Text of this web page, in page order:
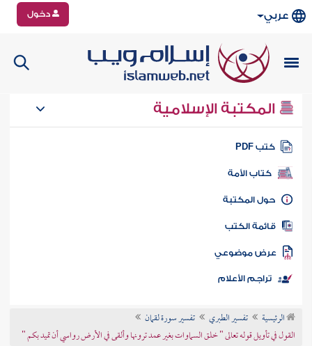
عربي دخول
المكتبة الإسلامية
كتب PDF
كتاب الأمة
المكتبة
الكتب
موضوعي
تراجم الأعلام
الرئيسية تفسير الطبري
تفسير سورة لقمان
القول في تأويل قوله تعالى " خلق السماوات بغير عمد ترونها وألقى في الأرض رواسي أن تميد بكم "